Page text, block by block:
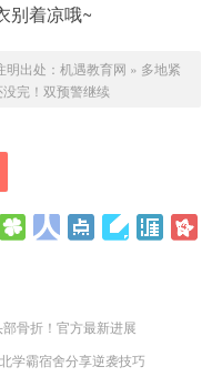
别着凉哦~
出处： 机遇教育网 » 多地紧
完！双预警继续
骨折！官方最新进展
学霸宿舍分享逆袭技巧